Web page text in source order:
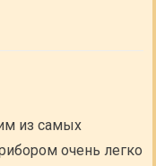
из самых
очень легко